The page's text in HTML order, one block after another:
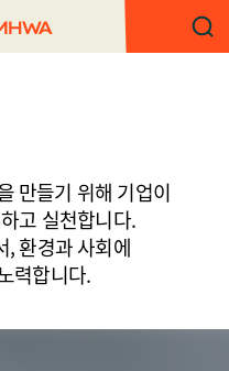
만들기 위해 기업이
고 실천합니다.
, 환경과 사회에
력합니다.